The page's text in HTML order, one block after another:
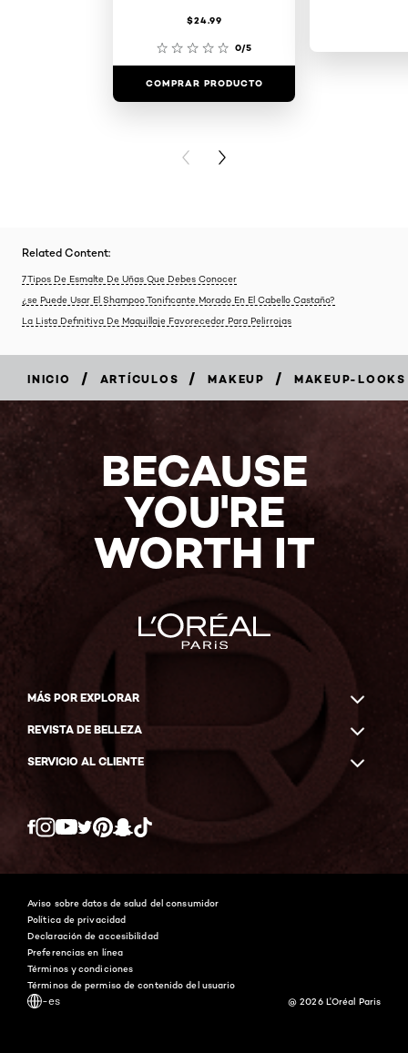
$24.99
0/5
COMPRAR PRODUCTO
PREVIOUS CARD
NEXT CARD
Related Content:
7 Tipos De Esmalte De Uñas Que Debes Conocer
¿se Puede Usar El Shampoo Tonificante Morado En El Cabello Castaño?
La Lista Definitiva De Maquillaje Favorecedor Para Pelirrojas
INICIO / ARTÍCULOS / MAKEUP / MAKEUP-LOOKS
BECAUSE
YOU'RE
WORTH IT
MÁS POR EXPLORAR
REVISTA DE BELLEZA
SERVICIO AL CLIENTE
Twitter
-es
Aviso sobre datos de salud del consumidor
Política de privacidad
Declaración de accesibilidad
Preferencias en línea
Términos y condiciones
Términos de permiso de contenido del usuario
@ 2026 L'Oréal Paris